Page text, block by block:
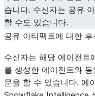
습니다. 수신자는 공유
할 수도 있습니다.
공유 아티팩트에 대한
수신자는 해당 에이전트
를 생성한 에이전트와
문을 할 수 있습니다. 에